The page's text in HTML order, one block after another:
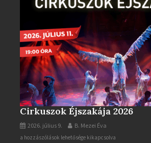
Cirkuszok Éjszakája 2026
2026. július 9. B. Mezei Éva
Cirkuszok
a hozzászólások lehetősége kikapcsolva